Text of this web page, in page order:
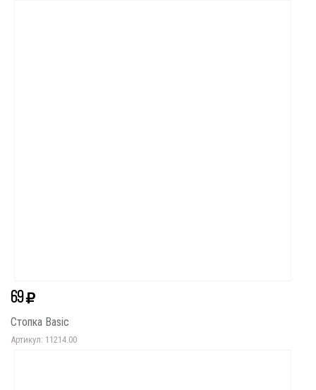
69
Стопка Basic
Артикул: 11214.00